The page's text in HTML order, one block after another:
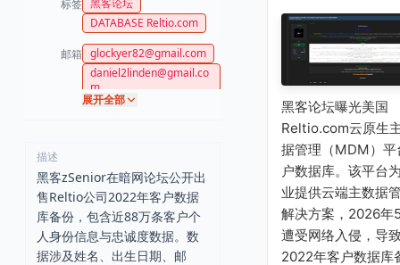
标签 黑客论坛
DATABASE Reltio.com
邮箱 glockyer82@gmail.com
daniel2linden@gmail.co
m
jlesperancemcc@gmail.
domkiker@gmail.com
yajaira2k11@gmail.com
rebeccazimmerman@g
mail.com
danskydebbie@aol.com
展开全部
描述
黑客zSenior在暗网论坛公开出
售Reltio公司2022年客户数据
库备份，包含近88万条客户个
人身份信息与忠诚度数据。数
据涉及姓名、出生日期、邮
黑客论坛曝光美国
Reltio.com云原生
据管理（MDM）平
户数据库。该平台
业提供云端主数据
解决方案，2026年
遭受网络入侵，导
2022年客户数据库